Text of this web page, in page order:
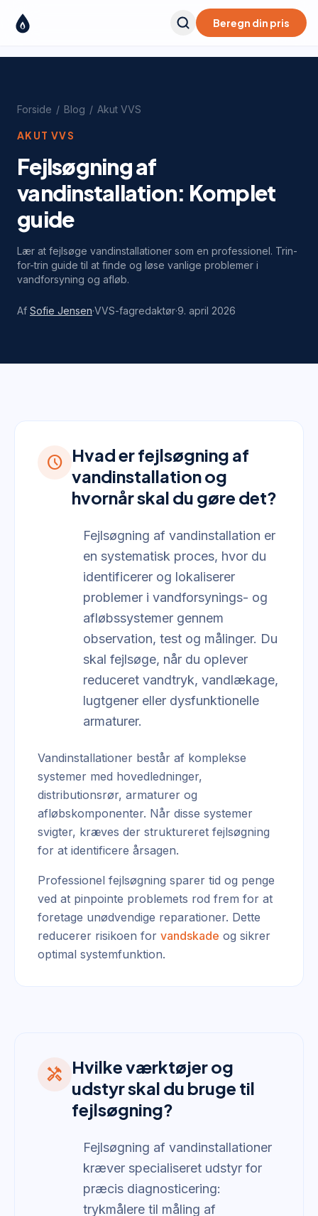
Beregn din pris
Forside / Blog / Akut VVS
AKUT VVS
Fejlsøgning af
vandinstallation: Komplet
guide
Lær at fejlsøge vandinstallationer som en professionel. Trin-
for-trin guide til at finde og løse vanlige problemer i
vandforsyning og afløb.
Af Sofie Jensen·VVS-fagredaktør·9. april 2026
schedule Hvad er fejlsøgning af
vandinstallation og
hvornår skal du gøre det?
Fejlsøgning af vandinstallation er
en systematisk proces, hvor du
identificerer og lokaliserer
problemer i vandforsynings- og
afløbssystemer gennem
observation, test og målinger. Du
skal fejlsøge, når du oplever
reduceret vandtryk, vandlækage,
lugtgener eller dysfunktionelle
armaturer.
Vandinstallationer består af komplekse
systemer med hovedledninger,
distributionsrør, armaturer og
afløbskomponenter. Når disse systemer
svigter, kræves der struktureret fejlsøgning
for at identificere årsagen.
Professionel fejlsøgning sparer tid og penge
ved at pinpointe problemets rod frem for at
foretage unødvendige reparationer. Dette
reducerer risikoen for vandskade og sikrer
optimal systemfunktion.
handyman Hvilke værktøjer og
udstyr skal du bruge til
fejlsøgning?
Fejlsøgning af vandinstallationer
kræver specialiseret udstyr for
præcis diagnosticering:
trykmålere til måling af